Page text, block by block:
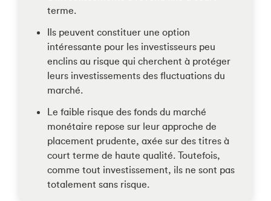
terme.
Ils peuvent constituer une option
intéressante pour les investisseurs peu
enclins au risque qui cherchent à protéger
leurs investissements des fluctuations du
marché.
Le faible risque des fonds du marché
monétaire repose sur leur approche de
placement prudente, axée sur des titres à
court terme de haute qualité. Toutefois,
comme tout investissement, ils ne sont pas
totalement sans risque.